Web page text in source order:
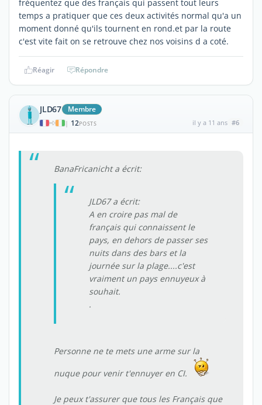
fréquentez que des français qui passent tout leurs
temps a pratiquer que ces deux activités normal qu'a un
moment donné qu'ils tournent en rond.et par la route
c'est vite fait on se retrouve chez nos voisins d a coté.
Réagir Répondre
JLD67 Membre
| 12POSTS il y a 11 ans #6
BanaFricanicht a écrit:
JLD67 a écrit:
A en croire pas mal de
français qui connaissent le
pays, en dehors de passer ses
nuits dans des bars et la
journée sur la plage....c'est
vraiment un pays ennuyeux à
souhait.
.
Personne ne te mets une arme sur la
nuque pour venir t'ennuyer en CI.
Je peux t'assurer que tous les Français que